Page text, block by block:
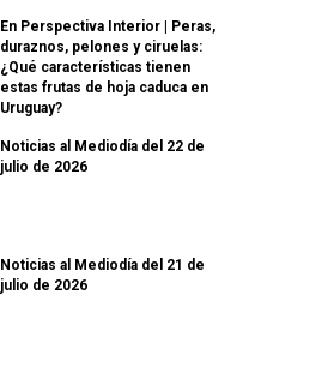
En Perspectiva Interior | Peras,
duraznos, pelones y ciruelas:
¿Qué características tienen
estas frutas de hoja caduca en
Uruguay?
Noticias al Mediodía del 22 de
julio de 2026
Noticias al Mediodía del 21 de
julio de 2026